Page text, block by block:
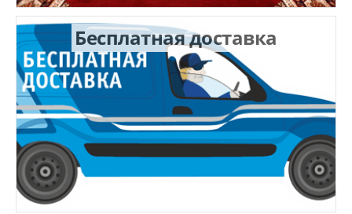
Бесплатная доставка